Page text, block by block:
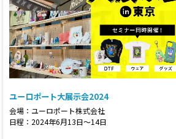
ユーロポート大展示会2024
会場：ユーロポート株式会社
日程：2024年6月13日～14日